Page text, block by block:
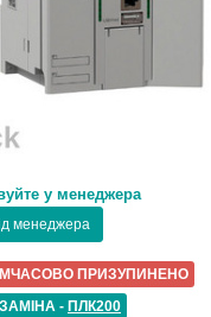
у менеджера
менеджера
ПРИЗУПИНЕНО
- ПЛК200